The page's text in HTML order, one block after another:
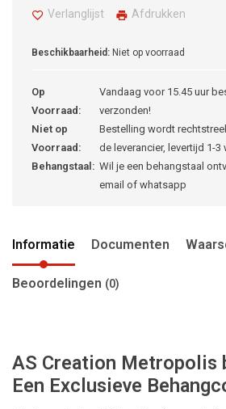
Verlanglijst Afdrukken
Beschikbaarheid: Niet op voorraad
Op
Voorraad:
Vandaag voor 15.45 uur
verzonden!
Niet op
Voorraad:
Bestelling wordt
de leverancier, levertijd 1-3
Behangstaal: Wil je een behangstaal
email of whatsapp
Informatie Documenten
Beoordelingen (0)
AS Creation Metropolis
Een Exclusieve